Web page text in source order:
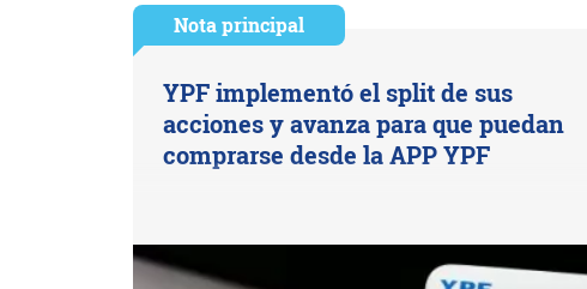
Nota principal
YPF implementó el split de sus
acciones y avanza para que puedan
comprarse desde la APP YPF